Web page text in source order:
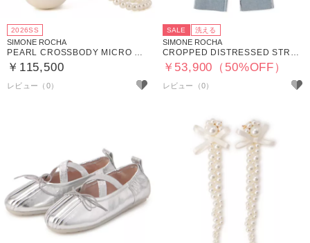
2026SS
SIMONE ROCHA
PEARL CROSSBODY MICRO EGG BAG
￥115,500
SALE 洗える
SIMONE ROCHA
CROPPED DISTRESSED STRAIGHT LEG JEANS W／ EMB
￥53,900（50%OFF）